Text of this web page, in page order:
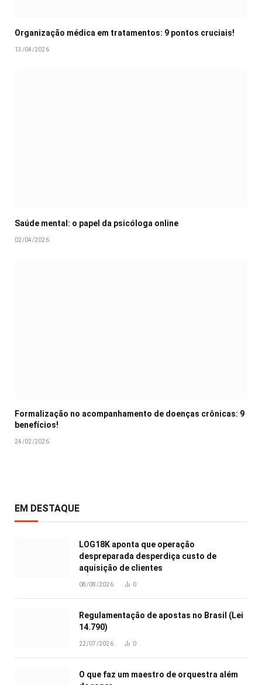
Organização médica em tratamentos: 9 pontos cruciais!
13/04/2026
Saúde mental: o papel da psicóloga online
02/04/2026
Formalização no acompanhamento de doenças crônicas: 9
benefícios!
24/02/2026
EM DESTAQUE
LOG18K aponta que operação
despreparada desperdiça custo de
aquisição de clientes
08/08/2026 0
Regulamentação de apostas no Brasil (Lei
14.790)
22/07/2026 0
O que faz um maestro de orquestra além